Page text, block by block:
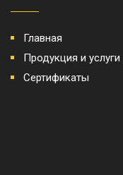
Главная
Продукция и услуги
Сертификаты